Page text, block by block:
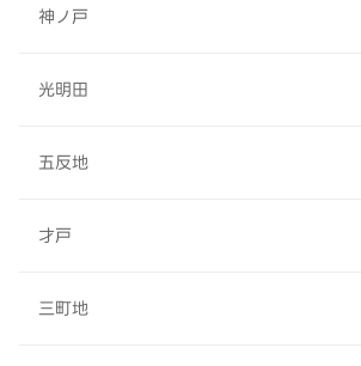
神ノ戸
光明田
五反地
才戸
三町地